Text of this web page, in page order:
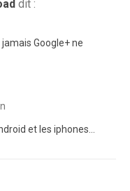
dit :
Google+ ne
et les iphones…